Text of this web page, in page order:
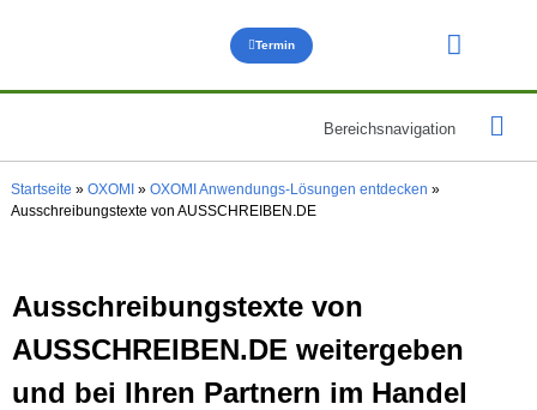
Termin
Bereichsnavigation
Startseite » OXOMI» OXOMI Anwendungs-Lösungen entdecken »
Ausschreibungstexte von AUSSCHREIBEN.DE
Ausschreibungstexte von
AUSSCHREIBEN.DE weitergeben
und bei Ihren Partnern im Handel